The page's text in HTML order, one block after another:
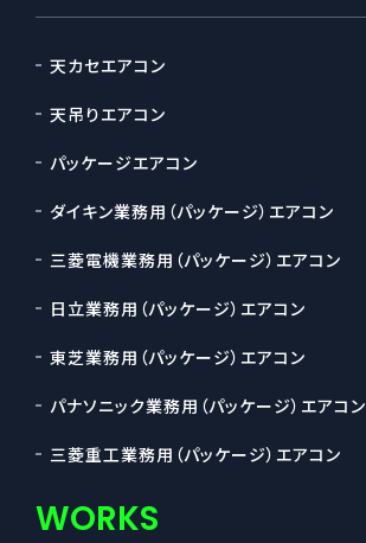
天カセエアコン
天吊りエアコン
パッケージエアコン
ダイキン業務用（パッケージ）エアコン
三菱電機業務用（パッケージ）エアコン
日立業務用（パッケージ）エアコン
東芝業務用（パッケージ）エアコン
パナソニック業務用（パッケージ）エアコン
三菱重工業務用（パッケージ）エアコン
WORKS